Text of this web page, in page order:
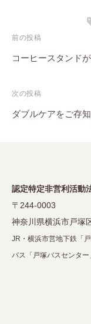
投
稿
ビ
ゲ
ョ
ン
前の投稿
コーヒースタンド
次の投稿
ダブルケアをご存
認定特定非営利活動
〒244-0003
神奈川県横浜市戸塚
JR・横浜市営地下鉄「
バス「戸塚バスセンタ